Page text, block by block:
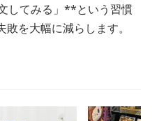
してみる」**という習慣
を大幅に減らします。